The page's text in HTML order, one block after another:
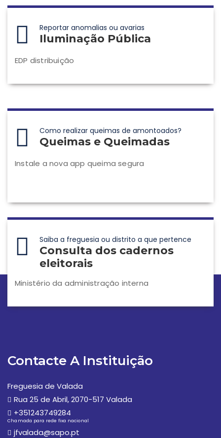
Reportar anomalias ou avarias
Iluminação Pública
EDP distribuição
Como realizar queimas de amontoados?
Queimas e Queimadas
Instale a nova app queima segura
Saiba a freguesia ou distrito a que pertence
Consulta dos cadernos
eleitorais
Ministério da administração interna
Contacte A Instituição
Freguesia de Valada
Rua 25 de Abril, 2070-517 Valada
+351243749284
Chamada para rede fixa nacional
jfvalada@sapo.pt